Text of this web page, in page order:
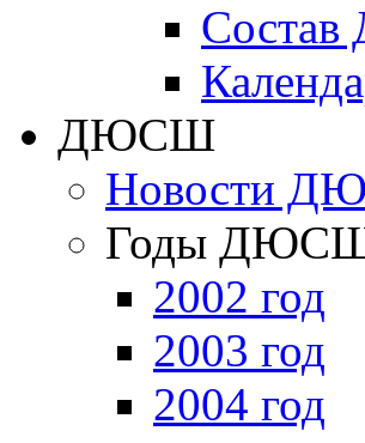
Состав
ДЮСШ
Новости
Годы
2002 год
2003 год
2004 год